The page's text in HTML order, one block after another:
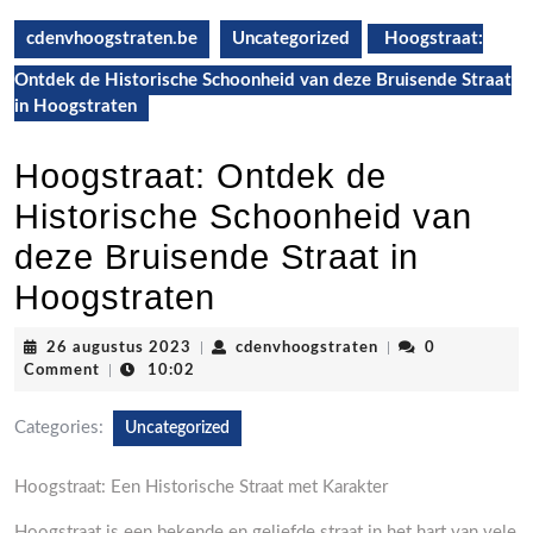
cdenvhoogstraten.be Uncategorized Hoogstraat:
Ontdek de Historische Schoonheid van deze Bruisende Straat
in Hoogstraten
Hoogstraat: Ontdek de
Historische Schoonheid van
deze Bruisende Straat in
Hoogstraten
26 augustus 2023 26
augustus
cdenvhoogstraten cdenvhoogstraten
0
Comment
10:02
Categories: Uncategorized
Hoogstraat: Een Historische Straat met Karakter